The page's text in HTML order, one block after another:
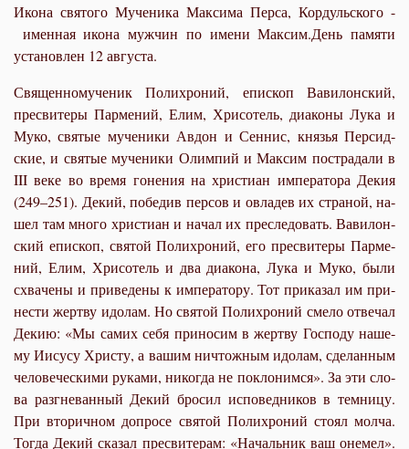
Икона святого Мученика Максима Перса, Кордульского -
именная икона мужчин по имени Максим.День памяти
установлен 12 августа.
Свя­щен­но­му­че­ник По­ли­хро­ний, епи­скоп Ва­ви­лон­ский,
пре­сви­те­ры Пар­ме­ний, Елим, Хри­со­тель, диа­ко­ны Лу­ка и
Му­ко, свя­тые му­че­ни­ки Ав­дон и Сен­нис, кня­зья Пер­сид­
ские, и свя­тые му­че­ни­ки Олим­пий и Мак­сим по­стра­да­ли в
III ве­ке во вре­мя го­не­ния на хри­сти­ан им­пе­ра­то­ра Де­кия
(249–251). Де­кий, по­бе­див пер­сов и овла­дев их стра­ной, на­
шел там мно­го хри­сти­ан и на­чал их пре­сле­до­вать. Ва­ви­лон­
ский епи­скоп, свя­той По­ли­хро­ний, его пре­сви­те­ры Пар­ме­
ний, Елим, Хри­со­тель и два диа­ко­на, Лу­ка и Му­ко, бы­ли
схва­че­ны и при­ве­де­ны к им­пе­ра­то­ру. Тот при­ка­зал им при­
не­сти жерт­ву идо­лам. Но свя­той По­ли­хро­ний сме­ло от­ве­чал
Де­кию: «Мы са­мих се­бя при­но­сим в жерт­ву Гос­по­ду на­ше­
му Иису­су Хри­сту, а ва­шим ни­чтож­ным идо­лам, сде­лан­ным
че­ло­ве­че­ски­ми ру­ка­ми, ни­ко­гда не по­кло­ним­ся». За эти сло­
ва раз­гне­ван­ный Де­кий бро­сил ис­по­вед­ни­ков в тем­ни­цу.
При вто­рич­ном до­про­се свя­той По­ли­хро­ний сто­ял мол­ча.
То­гда Де­кий ска­зал пре­сви­те­рам: «На­чаль­ник ваш оне­мел».